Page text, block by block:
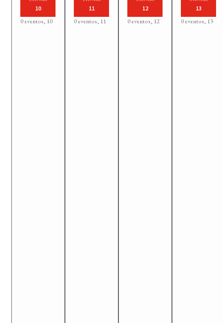
10
0 eventos, 10
11
0 eventos, 11
12
0 eventos, 12
13
0 eventos, 13